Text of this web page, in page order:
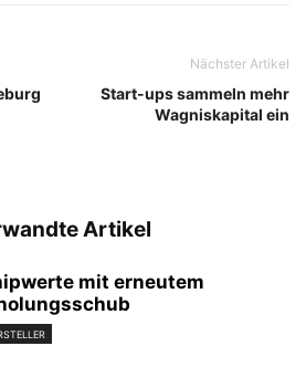
Nächster Artikel
Start-ups sammeln mehr
Wagniskapital ein
Artikel
mit erneutem